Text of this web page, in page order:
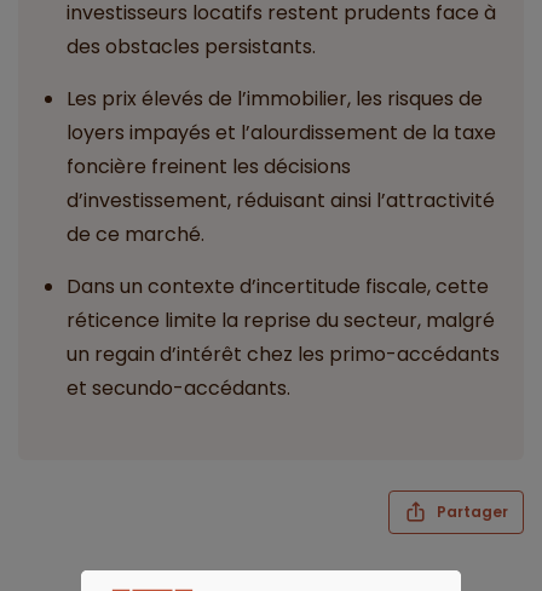
investisseurs locatifs restent prudents face à
des obstacles persistants.
Les prix élevés de l’immobilier, les risques de
loyers impayés et l’alourdissement de la taxe
foncière freinent les décisions
d’investissement, réduisant ainsi l’attractivité
de ce marché.
Dans un contexte d’incertitude fiscale, cette
réticence limite la reprise du secteur, malgré
un regain d’intérêt chez les primo-accédants
et secundo-accédants.
Partager